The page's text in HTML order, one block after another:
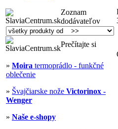
Zoznam
dodávateľov
Prečítajte si
» Moira termoprádlo - funkčné
oblečenie
» Švajčiarske nože Victorinox -
Wenger
» Naše e-shopy